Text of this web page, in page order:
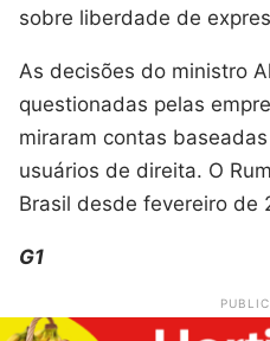
sobre liberdade de
As decisões do ministro
questionadas pelas
miraram contas
usuários de direita. O
Brasil desde fevereiro de
G1